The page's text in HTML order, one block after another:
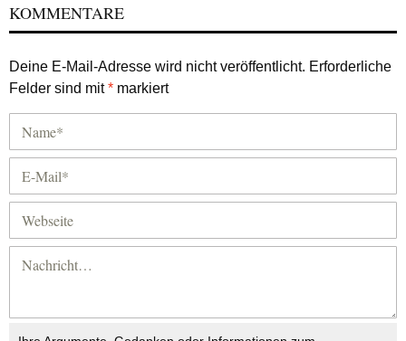
KOMMENTARE
Deine E-Mail-Adresse wird nicht veröffentlicht. Erforderliche
Felder sind mit* markiert